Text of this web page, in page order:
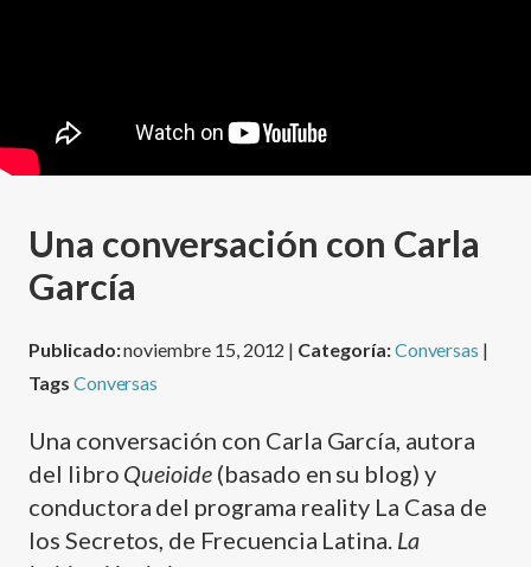
Una conversación con Carla
García
Publicado:noviembre 15, 2012 | Categoría:Conversas |
Tags Conversas
Una conversación con Carla García, autora
del libro Queioide (basado en su blog) y
conductora del programa reality La Casa de
los Secretos, de Frecuencia Latina. La